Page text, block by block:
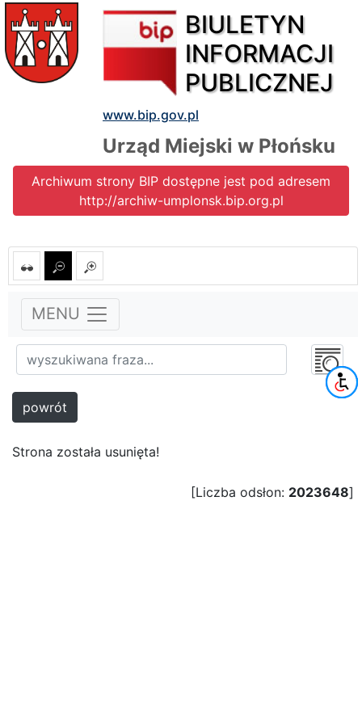
BIULETYN
INFORMACJI
PUBLICZNEJ
www.bip.gov.pl
Urząd Miejski w Płońsku
Archiwum strony BIP dostępne jest pod adresem
http://archiw-umplonsk.bip.org.pl
MENU
powrót
Strona została usunięta!
[Liczba odsłon: 2023648]